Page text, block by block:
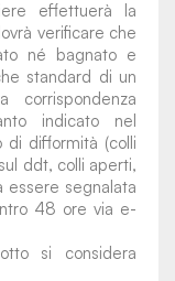
effettuerà la
verificare che
né bagnato e
standard di un
indicato nel
di difformità (colli
ddt, colli aperti,
essere segnalata
48 ore via e-
si considera